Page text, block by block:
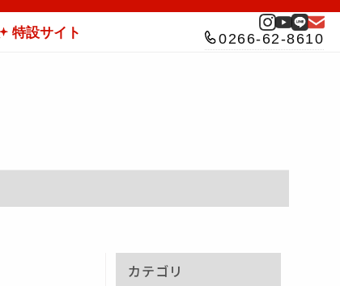
特設サイト 0266-62-8610
カテゴリ